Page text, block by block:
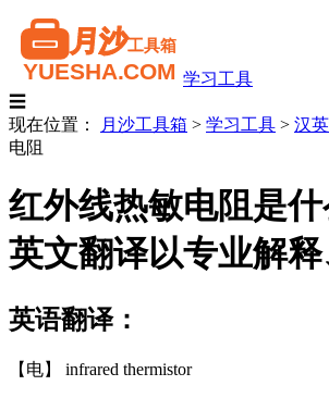
学习工具
☰
现在位置：
月沙工具箱 > 学习工具 > 汉
电阻
红外线热敏电阻是什
英文翻译以专业解
英语翻译：
【电】 infrared thermistor